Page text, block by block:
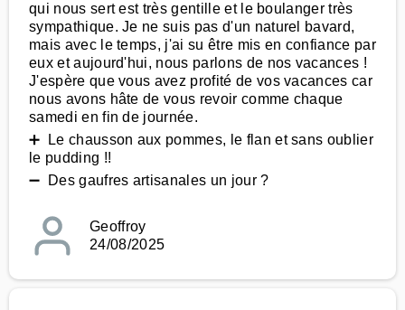
qui nous sert est très gentille et le boulanger très
sympathique. Je ne suis pas d'un naturel bavard,
mais avec le temps, j'ai su être mis en confiance par
eux et aujourd'hui, nous parlons de nos vacances !
J'espère que vous avez profité de vos vacances car
nous avons hâte de vous revoir comme chaque
samedi en fin de journée.
➕ Le chausson aux pommes, le flan et sans oublier
le pudding !!
➖ Des gaufres artisanales un jour ?
Geoffroy
24/08/2025